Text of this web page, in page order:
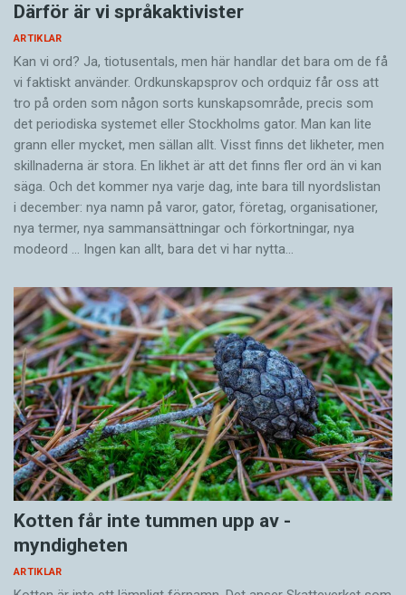
Därför är vi språkaktivister
ARTIKLAR
Kan vi ord? Ja, tiotusentals, men här handlar det bara om de få
vi faktiskt använder. Ordkunskapsprov och ordquiz får oss att
tro på orden som någon sorts kunskapsområde, precis som
det periodiska systemet eller Stockholms gator. Man kan lite
grann eller mycket, men sällan allt. Visst finns det likheter, men
skillnaderna är stora. En likhet är att det finns fler ord än vi kan
säga. Och det kommer nya varje dag, inte bara till nyordslistan
i december: nya namn på varor, gator, företag, organisationer,
nya termer, nya samman­sättningar och förkortningar, nya
modeord … Ingen kan allt, bara det vi har nytta…
Kotten får inte tummen upp av ­
myndigheten
ARTIKLAR